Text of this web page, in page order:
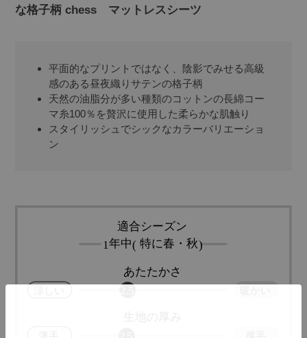
な格子柄 chess マットレスシーツ
平面的なプリントではなく、陰影でみせる高級
感のある昼夜織りサテンの格子柄
天然の油脂分が多い種類のコットンの長綿コー
マ糸100％を贅沢に使用した柔らかな肌触り
スタイリッシュでシックなカラーバリエーショ
ン